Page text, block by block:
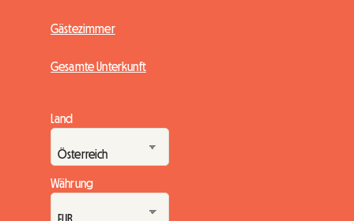
Gästezimmer
Gesamte Unterkunft
Land
Währung